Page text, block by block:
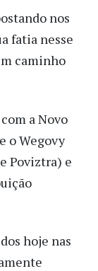
nos
fatia nesse
caminho
a Novo
o Wegovy
Poviztra) e
hoje nas